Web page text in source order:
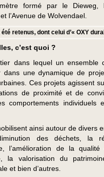
formé par le Dieweg,
l’Avenue de Wolvendael.
retenus, dont celui d’« OXY
c’est quoi ?
dans lequel un ensemble
dans une dynamique de
Ces projets agissent
de proximité et de
comportements individuels
ainsi autour de divers
des déchets, la
l’amélioration de la qualité
la valorisation du
et bien d’autres.